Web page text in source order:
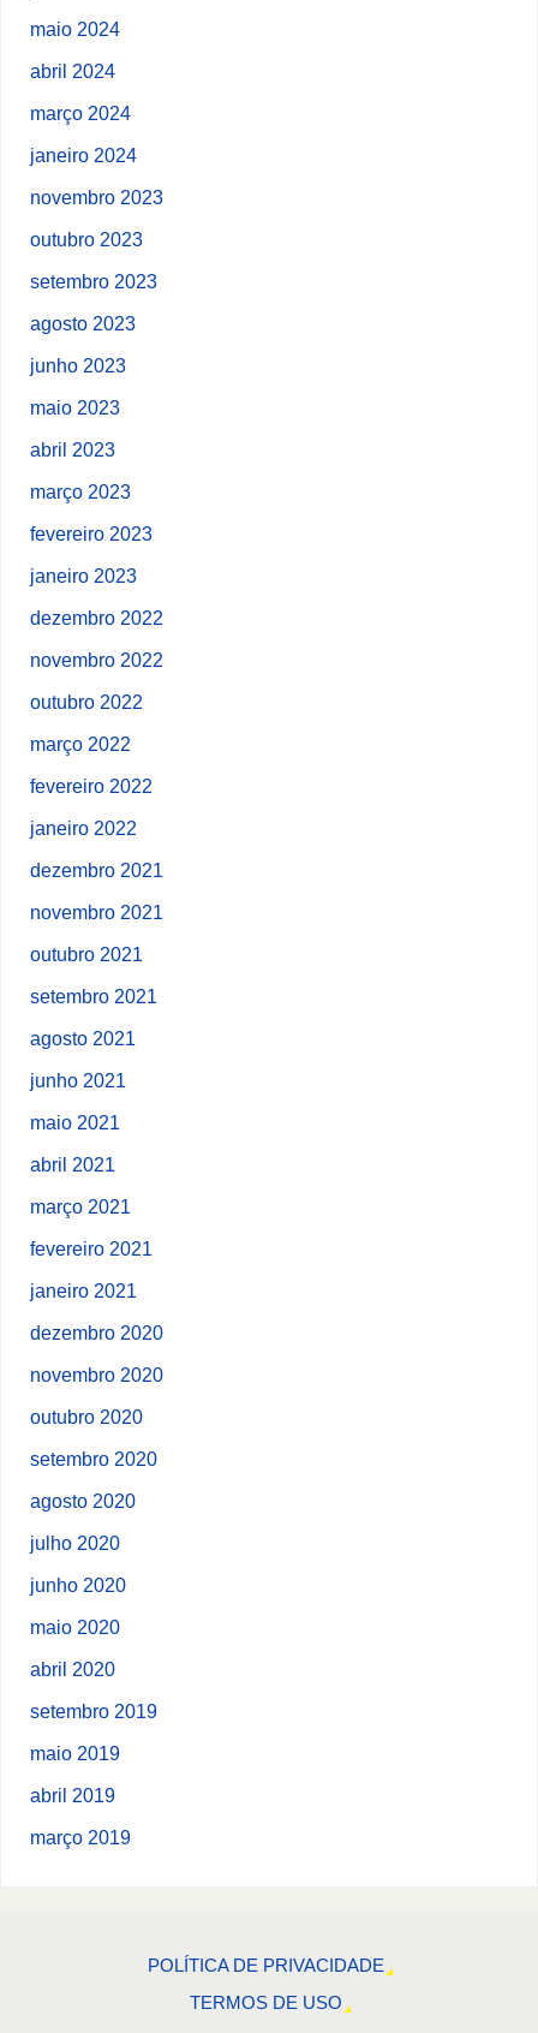
maio 2024
abril 2024
março 2024
janeiro 2024
novembro 2023
outubro 2023
setembro 2023
agosto 2023
junho 2023
maio 2023
abril 2023
março 2023
fevereiro 2023
janeiro 2023
dezembro 2022
novembro 2022
outubro 2022
março 2022
fevereiro 2022
janeiro 2022
dezembro 2021
novembro 2021
outubro 2021
setembro 2021
agosto 2021
junho 2021
maio 2021
abril 2021
março 2021
fevereiro 2021
janeiro 2021
dezembro 2020
novembro 2020
outubro 2020
setembro 2020
agosto 2020
julho 2020
junho 2020
maio 2020
abril 2020
setembro 2019
maio 2019
abril 2019
março 2019
POLÍTICA DE PRIVACIDADE
TERMOS DE USO